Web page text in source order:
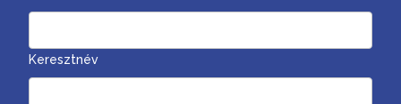
Keresztnév